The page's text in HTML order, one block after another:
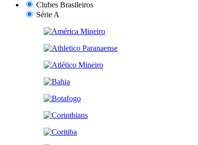
Clubes Brasileiros
Série A